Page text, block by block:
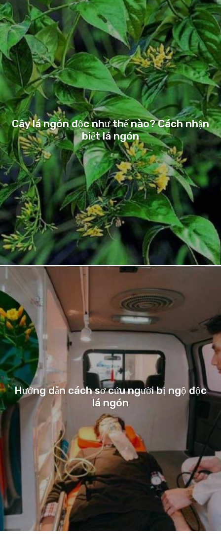
Cây lá ngón độc như thế nào? Cách nhận
biết lá ngón
Hướng dẫn cách sơ cứu người bị ngộ độc
lá ngón